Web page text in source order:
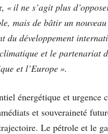
« il ne s’agit plus
mais de bâtir un
du développement
et le partenariat
et l’Europe ».
énergétique et urgence
et souveraineté
Le pétrole et le